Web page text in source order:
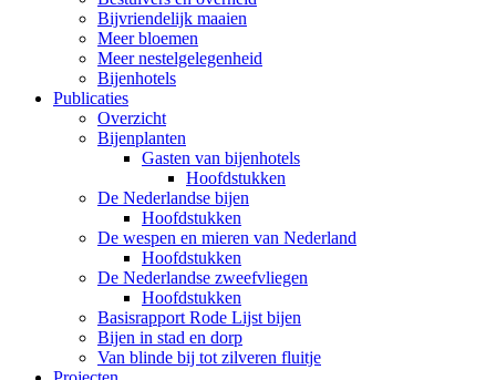
Bijvriendelijk maaien
Meer bloemen
Meer nestelgelegenheid
Bijenhotels
Publicaties
Overzicht
Bijenplanten
Gasten van bijenhotels
Hoofdstukken
De Nederlandse bijen
Hoofdstukken
De wespen en mieren van Nederland
Hoofdstukken
De Nederlandse zweefvliegen
Hoofdstukken
Basisrapport Rode Lijst bijen
Bijen in stad en dorp
Van blinde bij tot zilveren fluitje